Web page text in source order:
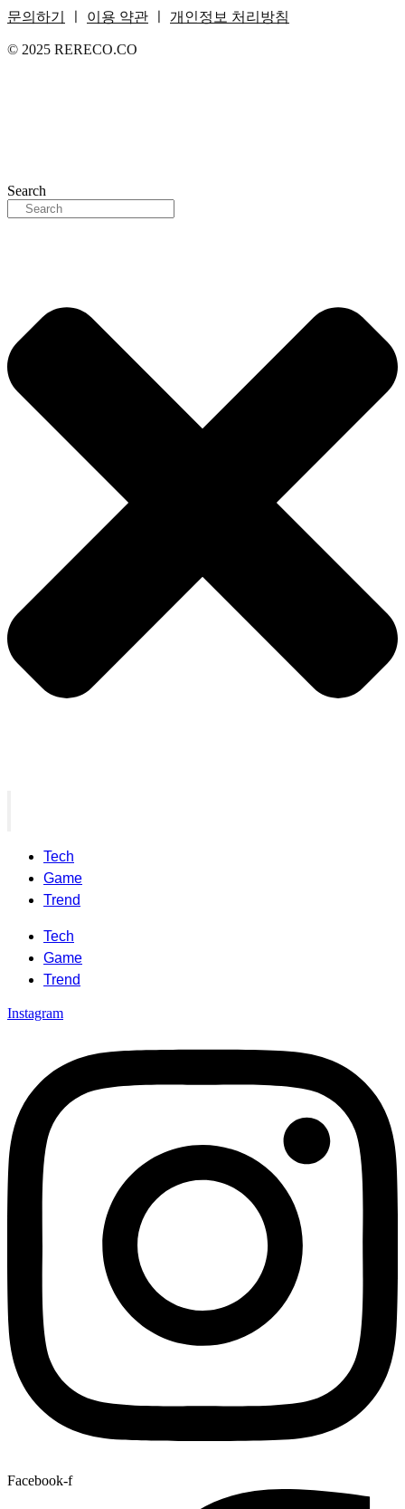
문의하기 이용 약관 개인정보 처리방침
© 2025 RERECO.CO
Search
Tech
Game
Trend
Tech
Game
Trend
Instagram
Facebook-f